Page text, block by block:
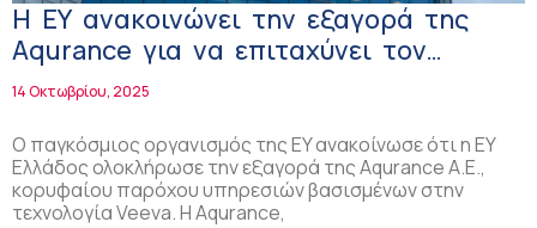
H ΕΥ ανακοινώνει την εξαγορά της
Aqurance για να επιταχύνει τον
μετασχηματισμό στον χώρο της υγείας
μέσω της τεχνολογίας Veeva
14 Οκτωβρίου, 2025
Ο παγκόσμιος οργανισμός της EY ανακοίνωσε ότι η EY
Ελλάδος ολοκλήρωσε την εξαγορά της Aqurance Α.Ε.,
κορυφαίου παρόχου υπηρεσιών βασισμένων στην
τεχνολογία Veeva. Η Aqurance,